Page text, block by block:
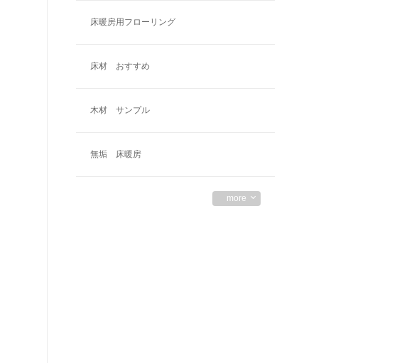
床暖房用フローリング
床材 おすすめ
木材 サンプル
無垢 床暖房
more